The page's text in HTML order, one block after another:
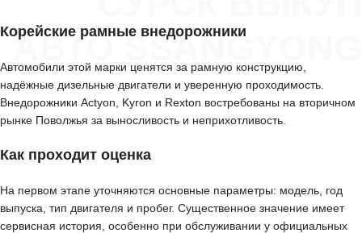
АВТО SSANGYONG
Корейские рамные внедорожники
Автомобили этой марки ценятся за рамную конструкцию,
надёжные дизельные двигатели и уверенную проходимость.
Внедорожники Actyon, Kyron и Rexton востребованы на вторичном
рынке Поволжья за выносливость и неприхотливость.
Как проходит оценка
На первом этапе уточняются основные параметры: модель, год
выпуска, тип двигателя и пробег. Существенное значение имеет
сервисная история, особенно при обслуживании у официальных